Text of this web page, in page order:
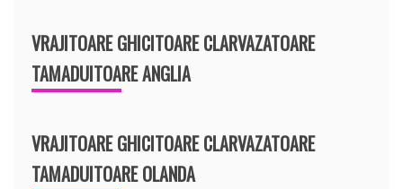
VRAJITOARE GHICITOARE CLARVAZATOARE
TAMADUITOARE ANGLIA
VRAJITOARE GHICITOARE CLARVAZATOARE
TAMADUITOARE OLANDA